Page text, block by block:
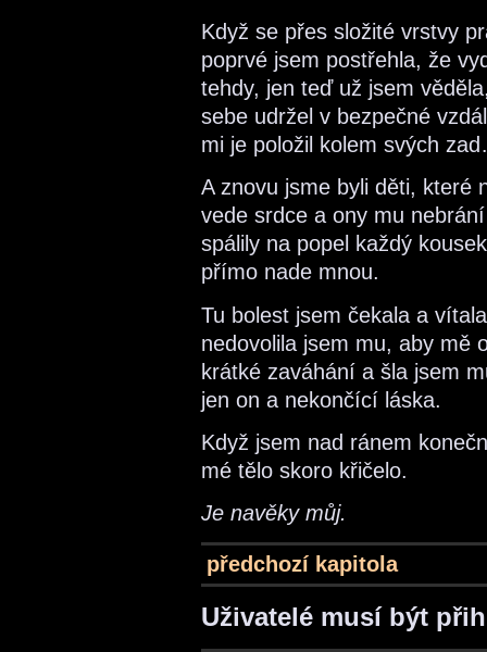
Když se přes složité vrstvy
poprvé jsem postřehla, že
tehdy, jen teď už jsem
sebe udržel v bezpečné
mi je položil kolem svých
A znovu jsme byli děti, které
vede srdce a ony mu
spálily na popel každý
přímo nade mnou.
Tu bolest jsem čekala a
nedovolila jsem mu, aby mě
krátké zaváhání a šla jsem
jen on a nekončící láska.
Když jsem nad ránem
mé tělo skoro křičelo.
Je navěky můj.
předchozí kapitola
Uživatelé musí být